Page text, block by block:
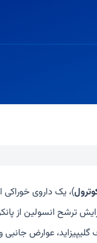
ترشح انسولین
گلیپیزاید، عوارض